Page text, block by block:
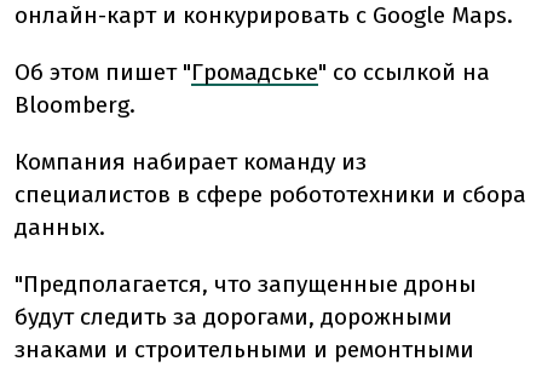
онлайн-карт и конкурировать с Google Maps.
Об этом пишет "Громадське" со ссылкой на
Bloomberg.
Компания набирает команду из
специалистов в сфере робототехники и сбора
данных.
"Предполагается, что запущенные дроны
будут следить за дорогами, дорожными
знаками и строительными и ремонтными